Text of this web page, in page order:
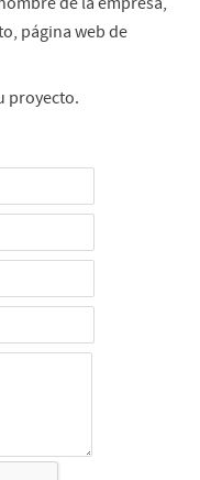
página web de
proyecto.